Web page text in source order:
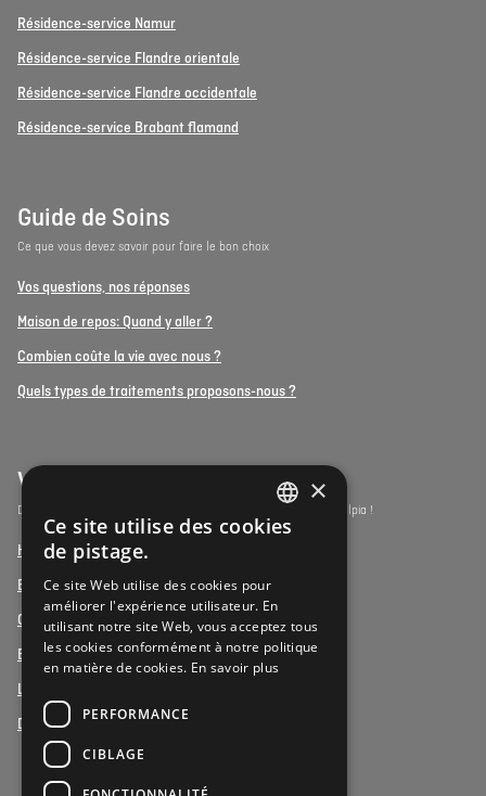
Résidence-service Namur
Résidence-service Flandre orientale
Résidence-service Flandre occidentale
Résidence-service Brabant flamand
Guide de Soins
Ce que vous devez savoir pour faire le bon choix
Vos questions, nos réponses
Maison de repos: Quand y aller ?
Combien coûte la vie avec nous ?
Quels types de traitements proposons-nous ?
Vulpia Premium Living
Découvrez les résidences-services du segment premium de Vulpia !
Henri Jaspar, Kraainem
Beukenhof aan Zee, Oostduinkerke
Oud Gemeentehuis, Werchter
Elysia Park, Antwerpen
La Vigie, Koxyde
Duinenzee, La Panne
DUTCH
×
Ce site utilise des cookies
de pistage.
Ce site Web utilise des cookies pour
améliorer l'expérience utilisateur. En
utilisant notre site Web, vous acceptez tous
les cookies conformément à notre politique
en matière de cookies. En savoir plus
PERFORMANCE
CIBLAGE